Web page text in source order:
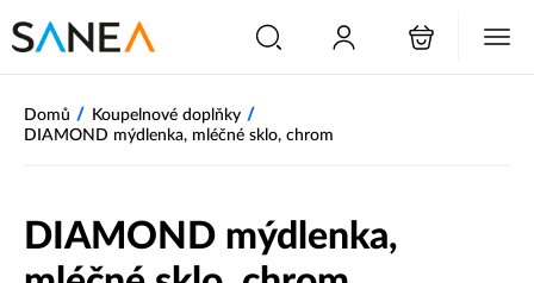
Domů / Koupelnové doplňky /
DIAMOND mýdlenka, mléčné sklo, chrom
DIAMOND mýdlenka,